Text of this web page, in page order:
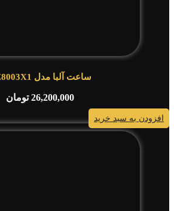
ساعت آلبا مدل AZ8003X1
26,200,000 تومان
افزودن به سبد خرید